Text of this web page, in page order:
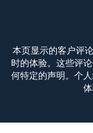
本页显示的客户评
时的体验。这些评
何特定的声明。个